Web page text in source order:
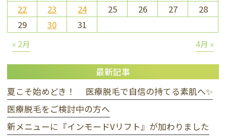
22
23 24 25 26 27
28
29
30 31
« 2月 4月 »
最新記事
夏こそ始めどき！ 医療脱毛で自信の持てる素肌へ✨
医療脱毛をご検討中の方へ
新メニューに『インモードVリフト』が加わりました